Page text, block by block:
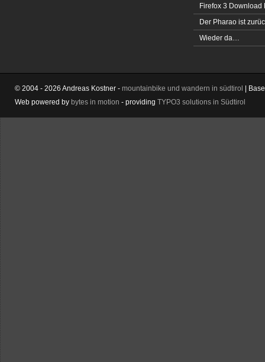
Firefox 3 Download
Der Pharao ist
Wieder da…
© 2004 - 2026 Andreas Kostner - mountainbike und wandern in südtirol |
Web powered by bytes in motion - providing TYPO3 solutions in Südtirol